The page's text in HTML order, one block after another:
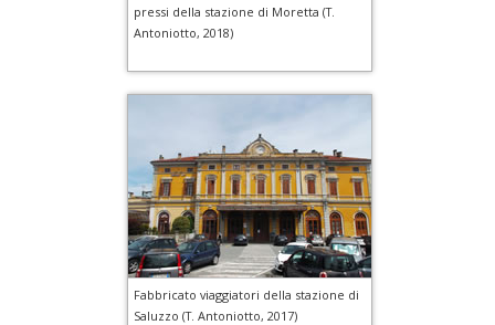
pressi della stazione di Moretta (T.
Antoniotto, 2018)
Fabbricato viaggiatori della stazione di
Saluzzo (T. Antoniotto, 2017)